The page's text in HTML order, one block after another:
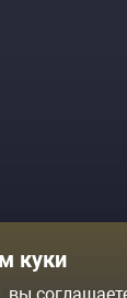
Журнал
куки